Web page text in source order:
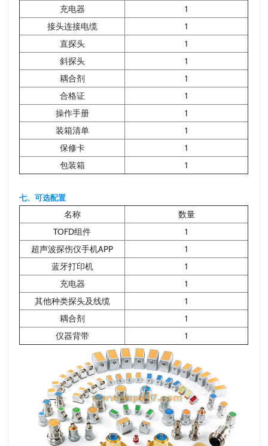
充电器
1
接头连接电缆
1
直探头
1
斜探头
1
耦合剂
1
合格证
1
操作手册
1
装箱清单
1
保修卡
1
包装箱
1
七、可选配置
名称
数量
TOFD组件
1
超声波探伤仪手机APP
1
蓝牙打印机
1
充电器
1
其他种类探头及线缆
1
耦合剂
1
仪器背带
1